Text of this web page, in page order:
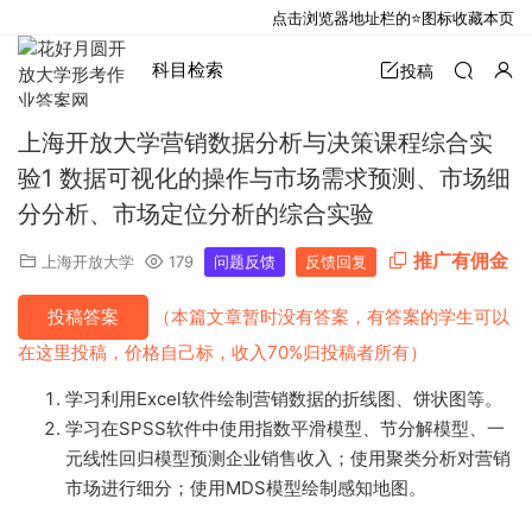
科目检索 投稿
上海开放大学营销数据分析与决策课程综合实
验1 数据可视化的操作与市场需求预测、市场细
分分析、市场定位分析的综合实验
上海开放大学 179 问题反馈 反馈回复 推广有佣金
投稿答案
（本篇文章暂时没有答案，有答案的学生可以
在这里投稿，价格自己标，收入70%归投稿者所有）
学习利用Excel软件绘制营销数据的折线图、饼状图等。
学习在SPSS软件中使用指数平滑模型、节分解模型、一
元线性回归模型预测企业销售收入；使用聚类分析对营销
市场进行细分；使用MDS模型绘制感知地图。
点击浏览器地址栏的⭐图标收藏本页